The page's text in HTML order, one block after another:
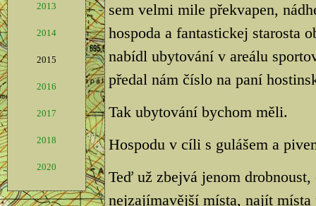
2013
2014
2015
2016
2017
2018
2020
sem velmi mile překvapen,
hospoda a fantastickej starosta
nabídl ubytování v areálu
předal nám číslo na paní
Tak ubytování bychom měli.
Hospodu v cíli s gulášem a
Teď už zbejvá jenom
nejzajímavější místa, najít